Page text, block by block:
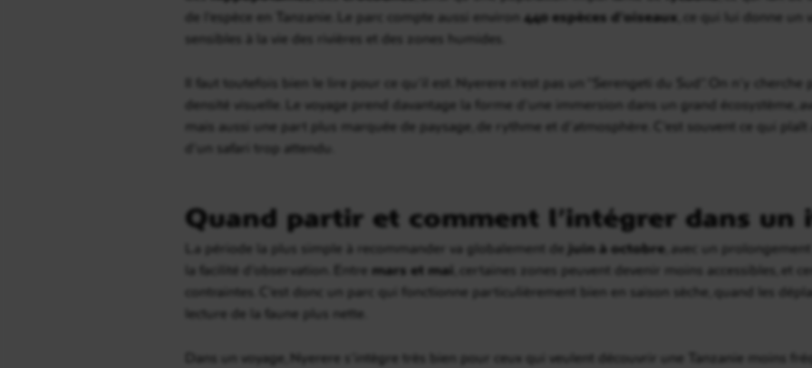
de l’espèce en Tanzanie. Le parc compte aussi environ 440 espèces d’oiseaux , ce qui lui donne
sensibles à la vie des rivières et des zones humides.
Il faut toutefois bien le lire pour ce qu’il est. Nyerere n’est pas un “Serengeti du Sud”. On n’y
densité visuelle. Le voyage prend davantage la forme d’une immersion dans un grand écosystème,
mais aussi une part plus marquée de paysage, de rythme et d’atmosphère. C’est souvent ce qui
d’un safari trop attendu.
Quand partir et comment l’intégrer dans un
La période la plus simple à recommander va globalement de juin à octobre , avec un
la facilité d’observation. Entre mars et mai , certaines zones peuvent devenir moins accessibles, et
contraintes. C’est donc un parc qui fonctionne particulièrement bien en saison sèche, quand les
lecture de la faune plus nette.
Dans un voyage, Nyerere s’intègre très bien pour ceux qui veulent découvrir une Tanzanie moins